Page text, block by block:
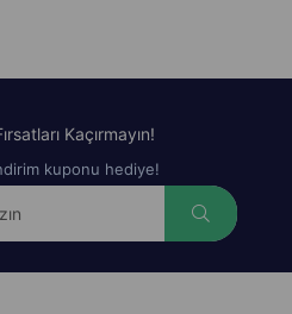
Kaçırmayın!
kuponu hediye!